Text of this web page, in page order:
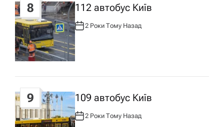
8 112 автобус Київ
А
В
О
Р
:
2 Роки Тому Назад
9 109 автобус Київ
А
В
2 Роки Тому Назад